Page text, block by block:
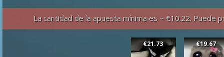
La cantidad de la apuesta mínima es ~ €10.22. Puede
€21.73 €19.67